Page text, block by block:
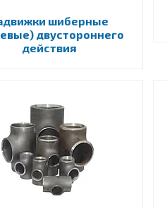
шиберные
двустороннего
действия